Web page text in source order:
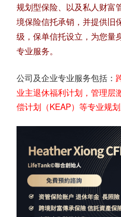
规划型保险、以及私人财富
境保险信托承销，并提供旧
级，保单信托设立，为您量
专业服务。
公司及企业专业服务包括：
业主退休福利计划，管理层
偿计划（KEAP）等专业规划